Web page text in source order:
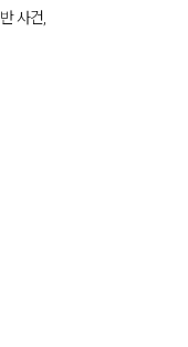
사건,